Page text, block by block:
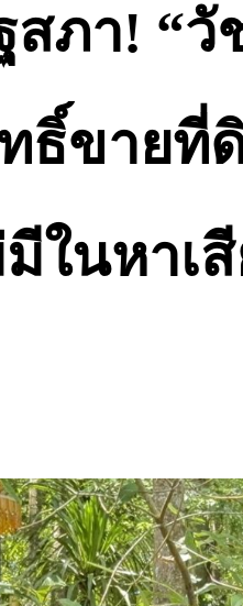
สภา! “
ธิ์ขายที่
ในหาเสี